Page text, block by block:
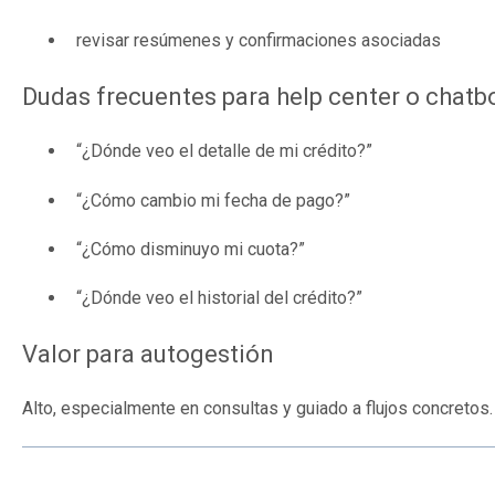
revisar resúmenes y confirmaciones asociadas
Dudas frecuentes para help center o
“¿Dónde veo el detalle de mi crédito?”
“¿Cómo cambio mi fecha de pago?”
“¿Cómo disminuyo mi cuota?”
“¿Dónde veo el historial del crédito?”
Valor para autogestión
Alto, especialmente en consultas y guiado a flujos concretos.